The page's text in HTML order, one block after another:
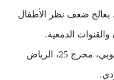
ضعف نظر الأطفال
الدمعية.
25، الرياض